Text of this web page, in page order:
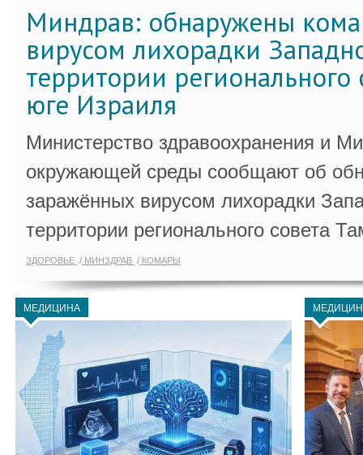
Миндрав: обнаружены
вирусом лихорадки
территории регионального
юге Израиля
Министерство здравоохранения и
окружающей среды сообщают об
заражённых вирусом лихорадки
территории регионального совета
ЗДОРОВЬЕ МИНЗДРАВ КОМАРЫ
МЕДИЦИНА